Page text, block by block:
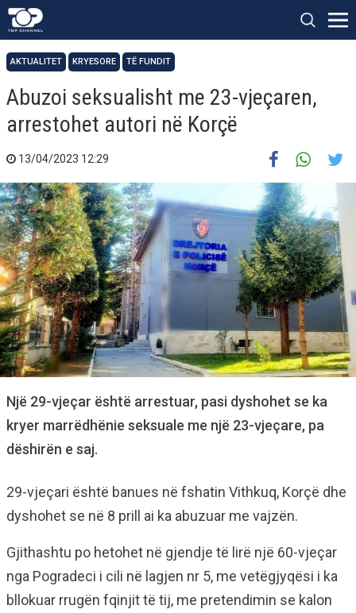
AKTUALITET KRYESORE TË FUNDIT
Abuzoi seksualisht me 23-vjeçaren,
arrestohet autori në Korçë
13/04/2023 12:29
Një 29-vjeçar është arrestuar, pasi dyshohet se ka
kryer marrëdhënie seksuale me një 23-vjeçare, pa
dëshirën e saj.
29-vjeçari është banues në fshatin Vithkuq, Korçë dhe
dyshohet se në 8 prill ai ka abuzuar me vajzën.
Gjithashtu po hetohet në gjendje të lirë një 60-vjeçar
nga Pogradeci i cili në lagjen nr 5, me vetëgjyqësi i ka
bllokuar rrugën fqinjit të tij, me pretendimin se kalon